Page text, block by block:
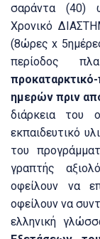
σαράντα (40)
Χρονικό
(8ώρες x
περίοδος
ημερών πριν
διάρκεια του
εκπαιδευτικό
του
γραπτής
οφείλουν να
οφείλουν να
ελληνική